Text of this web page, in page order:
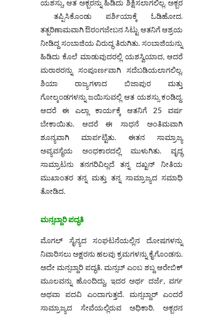
ಯಶಸ್ಸು, ಆತ ಅಕ್ಬರನ್ನು ಹಿಡಿದು ಶಿಕ್ಷಿಸಲಾಗಲಿಲ್ಲ. ಅಕ್ಬರ
ತಪ್ಪಿಸಿಕೊಂಡು ಪರ್ಶಿಯಾಕ್ಕೆ ಓಡಿಹೋದ.
ತತ್ಪರಿಣಾಮವಾಗಿ ಔರಂಗಜೇಬನ ಸಿಟ್ಟು ಆತನಿಗೆ ಆಶ್ರಯ
ನೀಡಿದ್ದ ಸಂಬಾಜಿಯ ವಿರುದ್ಧ ತಿರುಗಿತು. ಸಂಬಾಜಿಯನ್ನು
ಹಿಡಿದು ಕೊಲೆ ಮಾಡುವುದರಲ್ಲಿ ಯಶಸ್ವಿಯಾದ, ಆದರೆ
ಮರಾಠರನ್ನು ಸಂಪೂರ್ಣವಾಗಿ ಸದೆಬಡಿಯಲಾಗಲಿಲ್ಲ.
ಶಿಯಾ ರಾಜ್ಯಗಳಾದ ಬಿಜಾಪುರ ಮತ್ತು
ಗೋಲ್ಕಂಡಗಳನ್ನು ಜಯಿಸುವಲ್ಲಿ ಆತ ಯಶಸ್ಸು ಕಂಡಿದ್ದ.
ಆದರೆ ಈ ಎಲ್ಲಾ ಕಾರ್ಯಕ್ಕೆ ಆತನಿಗೆ 25 ವರ್ಷ
ಬೇಕಾಯಿತು. ಆದರೆ ಈ ಸಾಧನೆ ಅಂತಿಮವಾಗಿ
ಶೂನ್ಯವಾಗಿ ಮಾರ್ಪಟ್ಟಿತು. ಈತನ ಸಾಮ್ರಾಜ್ಯ
ಅವ್ಯವಸ್ಥೆಯ ಅಂಧಕಾರದಲ್ಲಿ ಮುಳುಗಿತು. ವೃದ್ಧ
ಸಾಮ್ರಾಟನು ತನಗರಿವಿಲ್ಲದೆ ತನ್ನ ದಖ್ಖನ್ ನೀತಿಯ
ಮುಖಾಂತರ ತನ್ನ ಮತ್ತು ತನ್ನ ಸಾಮ್ರಾಜ್ಯದ ಸಮಾಧಿ
ತೋಡಿದ.
ಮನ್ಸಬ್ದಾರಿ ಪದ್ಧತಿ
ಮೊಗಲ್ ಸೈನ್ಯದ ಸಂಘಟನೆಯಲ್ಲಿನ ದೋಷಗಳನ್ನು
ನಿವಾರಿಸಲು ಅಕ್ಷರನು ಹಲವು ಕ್ರಮಗಳನ್ನು ಕೈಗೊಂಡನು.
ಅದೇ ಮನ್ಸಬ್ದಾರಿ ಪದ್ಧತಿ. ಮನ್ಸಬ್ ಎಂಬ ಶಬ್ದ ಆರೇಬಿಕ್
ಮೂಲವನ್ನು ಹೊಂದಿದ್ದು, ಇದರ ಅರ್ಥ ದರ್ಜೆ, ವರ್ಗ
ಅಥವಾ ಪದವಿ ಎಂದಾಗುತ್ತದೆ. ಮನ್ಸಬ್ದಾರ್‌ ಎಂದರೆ
ಸಾಮ್ರಾಜ್ಯದ ಸೇವೆಯಲ್ಲಿರುವ ಅಧಿಕಾರಿ. ಅಕ್ಬರನ